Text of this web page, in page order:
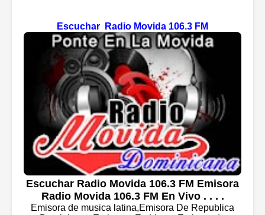
Escuchar Radio Movida 106.3 FM
Escuchar Radio Movida 106.3 FM Emisora
Radio Movida 106.3 FM En Vivo . . . .
Emisora de musica latina,Emisora De Republica